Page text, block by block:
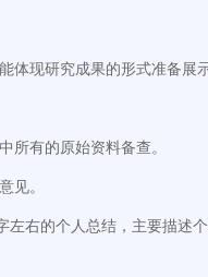
体现研究成果的形式准备
所有的原始资料备查。
见。
右的个人总结，主要描述